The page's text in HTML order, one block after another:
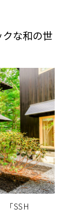
クな和の世
「SSH